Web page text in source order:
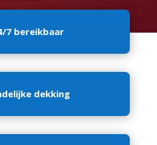
7 bereikbaar
dekking